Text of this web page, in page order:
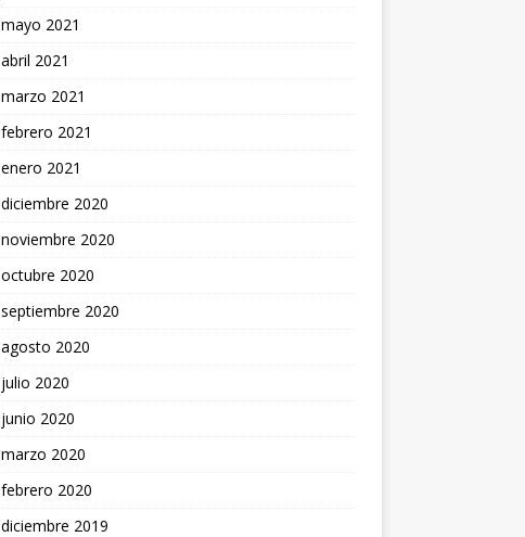
mayo 2021
abril 2021
marzo 2021
febrero 2021
enero 2021
diciembre 2020
noviembre 2020
octubre 2020
septiembre 2020
agosto 2020
julio 2020
junio 2020
marzo 2020
febrero 2020
diciembre 2019